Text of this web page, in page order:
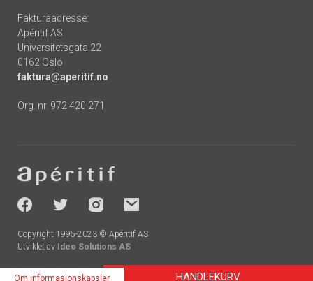
Fakturaadresse:
Apéritif AS
Universitetsgata 22
0162 Oslo
faktura@aperitif.no
Org. nr. 972 420 271
-
socials
Copyright 1995-2023 © Apéritif AS
Utviklet av Ideo Solutions AS
HANDLEKURV
Om informasjonskapsler